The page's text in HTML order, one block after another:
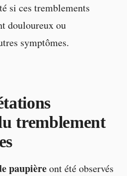
si ces tremblements
douloureux ou
symptômes.
tremblement
paupièreont été observés